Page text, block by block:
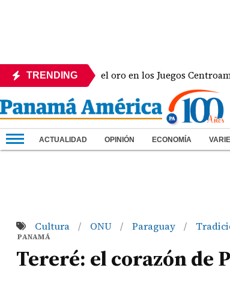
TRENDING
y va por el oro en los Juegos
ACTUALIDAD OPINIÓN ECONOMÍA
Cultura / ONU / Paraguay /
PANAMÁ
Tereré: el corazón de